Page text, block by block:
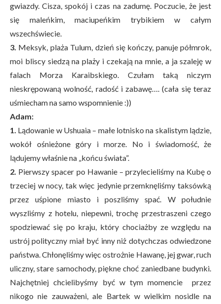
gwiazdy. Cisza, spokój i czas na zadumę. Poczucie, że jest
się maleńkim, maciupeńkim trybikiem w całym
wszechświecie.
3. Meksyk, plaża Tulum, dzień się kończy, panuje półmrok,
moi bliscy siedzą na plaży i czekają na mnie, a ja szaleję w
falach Morza Karaibskiego. Czułam taką niczym
nieskrępowaną wolność, radość i zabawę…. (cała się teraz
uśmiecham na samo wspomnienie :))
Adam:
1. Lądowanie w Ushuaia – małe lotnisko na skalistym lądzie,
wokół ośnieżone góry i morze. No i świadomość, że
lądujemy właśnie na „końcu świata”.
2. Pierwszy spacer po Hawanie – przylecieliśmy na Kubę o
trzeciej w nocy, tak więc jedynie przemknęliśmy taksówką
przez uśpione miasto i poszliśmy spać. W południe
wyszliśmy z hotelu, niepewni, trochę przestraszeni czego
spodziewać się po kraju, który chociażby ze względu na
ustrój polityczny miał być inny niż dotychczas odwiedzone
państwa. Chłonęliśmy więc ostrożnie Hawanę, jej gwar, ruch
uliczny, stare samochody, piękne choć zaniedbane budynki.
Najchętniej chcielibyśmy być w tym momencie przez
nikogo nie zauważeni, ale Bartek w wielkim nosidle na